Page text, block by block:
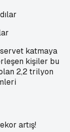
katmaya
kişiler bu
2,2 trilyon